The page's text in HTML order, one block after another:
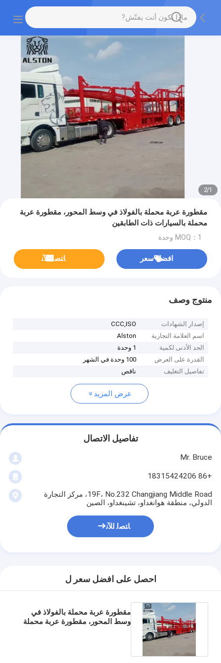
1
/
2
مقطورة عربة محملة بالفولاذ في وسط المحور، مقطورة عربة
محملة بالسيارات ذات الطابقين
MOQ：1 وحدة
افضل سعر ﺎﺘﺼﻟ ﺍﻶﻧ
منتوج وصف
إصدار الشهادات
CCC,ISO
اسم العلامة التجارية
Alston
الحد الأدنى لكمية
1 وحدة
القدرة على العرض
100 وحدة في الشهر
تفاصيل التغليف
ناقص
عرض المزيد
تفاصيل الاتصال
Mr. Bruce
+86 18315424206
19F، No.232 Changjiang Middle Road، مركز التجارة
الدولي، منطقة هوانغداو، تشينغداو، الصين
ﺎﺘﺼﻟ ﺍﻶﻧ
احصل على افضل سعر ل
مقطورة عربة محملة بالفولاذ في
وسط المحور، مقطورة عربة محملة